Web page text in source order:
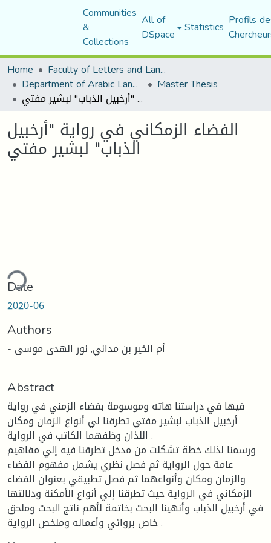
Communities
&
Collections
All of
DSpace Statistics Profils
Home
Faculty of Letters and Languages
Department of Arabic Language and Literature Master Thesis
الفضاء الزمكاني في رواية "أرخبيل الذباب" لبشير مفتي
الفضاء الزمكاني في رواية "أرخبيل
الذباب" لبشير مفتي
Date
2020-06
Authors
- أم الخير بن مداني, نور الهدى موسى
Abstract
فيها في دراستنا هاته وموسومة بفضاء الزمني في رواية
أرخبيل الذباب لبشير مفتي تطرقنا لي أنواع الزمان ومكان
اللذان وظفهما الكاتب في الرواية .
ورسمنا لذلك خطة تشكلت من مدخل تطرقنا فيه إلي مفاهيم
عامة حول الرواية ثم فصل نظري يشمل مفهوم الفضاء
والزمان ومكان وأنواعهما ثم فصل تطبيقي بعنوان الفضاء
الزمكاني في الرواية حيث تطرقنا إلي أنواع الأمكنة ودلالتها
في أرخبيل الذباب وأنهينا البحث بخاتمة لأهم ناتج البحث وملحق
خاص بروائي وأعماله وملخص الرواية .